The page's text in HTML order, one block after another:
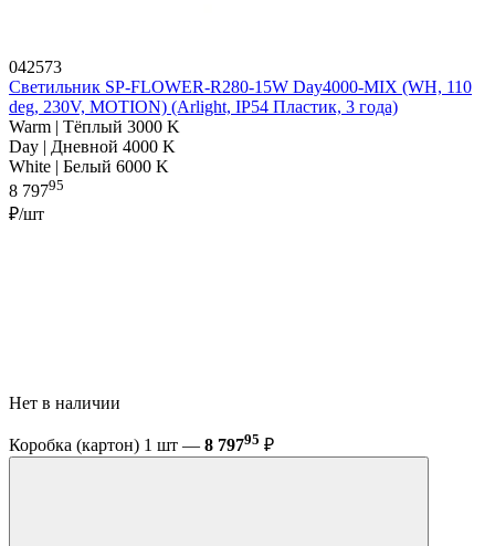
042573
Светильник SP-FLOWER-R280-15W Day4000-MIX (WH, 110
deg, 230V, MOTION) (Arlight, IP54 Пластик, 3 года)
Warm | Тёплый 3000 K
Day | Дневной 4000 K
White | Белый 6000 K
8 79795
₽/шт
Нет в наличии
Коробка (картон) 1 шт — 8 79795 ₽